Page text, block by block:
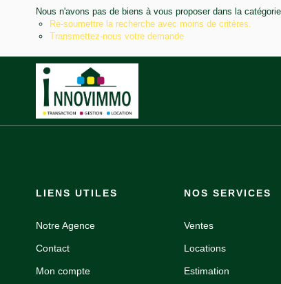
Nous n'avons pas de biens à vous proposer dans la
Re-soumettre la recherche avec moins de critères.
Transmettez-nous votre demande
LIENS UTILES
Notre Agence
Contact
Mon compte
NOS SERVICES
Ventes
Locations
Estimation